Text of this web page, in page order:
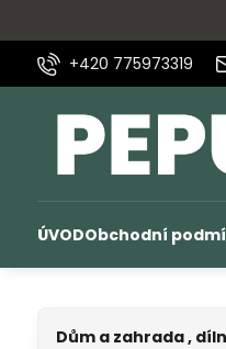
+420 775973319
ÚVODObchodní
Dům a zahrada ,